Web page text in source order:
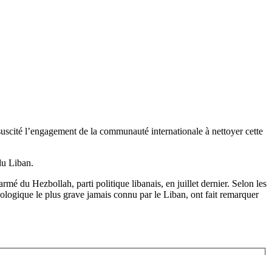
l’engagement de la communauté internationale à nettoyer cette
Liban.
du Hezbollah, parti politique libanais, en juillet dernier. Selon les
le plus grave jamais connu par le Liban, ont fait remarquer